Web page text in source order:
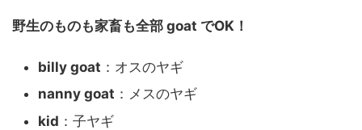
野生のものも家畜も全部 goat でOK！
billy goat ：オスのヤギ
nanny goat ：メスのヤギ
kid ：子ヤギ